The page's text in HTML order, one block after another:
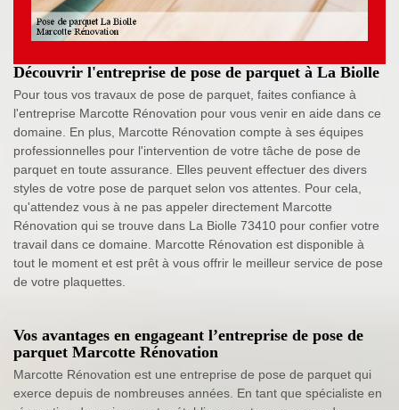
Découvrir l'entreprise de pose de parquet à La Biolle
Pour tous vos travaux de pose de parquet, faites confiance à
l'entreprise Marcotte Rénovation pour vous venir en aide dans ce
domaine. En plus, Marcotte Rénovation compte à ses équipes
professionnelles pour l'intervention de votre tâche de pose de
parquet en toute assurance. Elles peuvent effectuer des divers
styles de votre pose de parquet selon vos attentes. Pour cela,
qu'attendez vous à ne pas appeler directement Marcotte
Rénovation qui se trouve dans La Biolle 73410 pour confier votre
travail dans ce domaine. Marcotte Rénovation est disponible à
tout le moment et est prêt à vous offrir le meilleur service de pose
de votre plaquettes.
Vos avantages en engageant l’entreprise de pose de
parquet Marcotte Rénovation
Marcotte Rénovation est une entreprise de pose de parquet qui
exerce depuis de nombreuses années. En tant que spécialiste en